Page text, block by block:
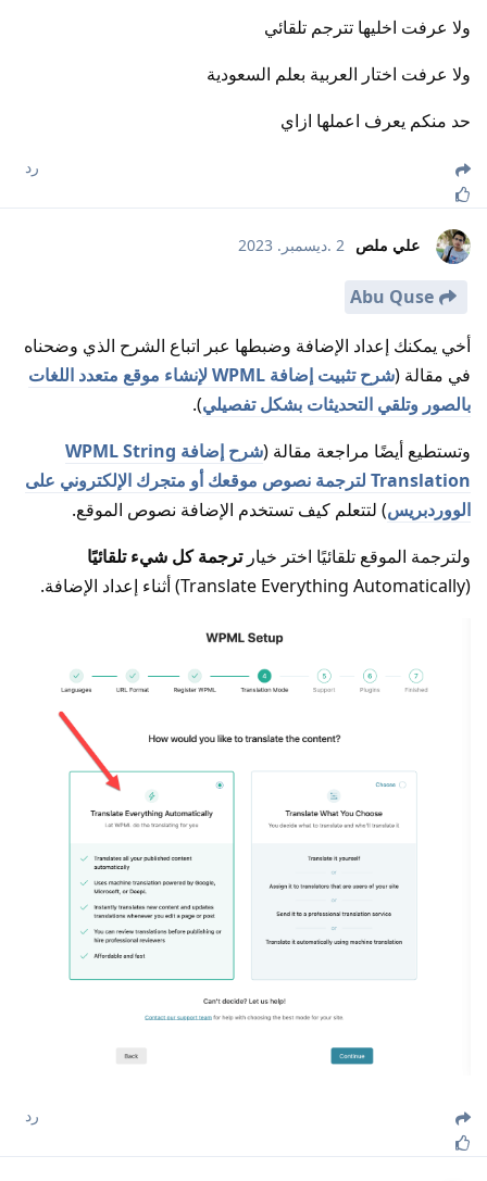
ولا عرفت اخليها تترجم تلقائي
ولا عرفت اختار العربية بعلم السعودية
حد منكم يعرف اعملها ازاي
رد
علي ملص 2 .ديسمبر. 2023
Abu Quse
أخي يمكنك إعداد الإضافة وضبطها عبر اتباع الشرح الذي وضحناه
في مقالة (
شرح تثبيت إضافة WPML لإنشاء موقع متعدد اللغات
بالصور وتلقي التحديثات بشكل تفصيلي).
وتستطيع أيضًا مراجعة مقالة (
شرح إضافة WPML String
Translation لترجمة نصوص موقعك أو متجرك الإلكتروني على
الووردبريس) لتتعلم كيف تستخدم الإضافة نصوص الموقع.
ولترجمة الموقع تلقائيًا اختر خيارترجمة كل شيء تلقائيًا
(Translate Everything Automatically) أثناء إعداد الإضافة.
رد